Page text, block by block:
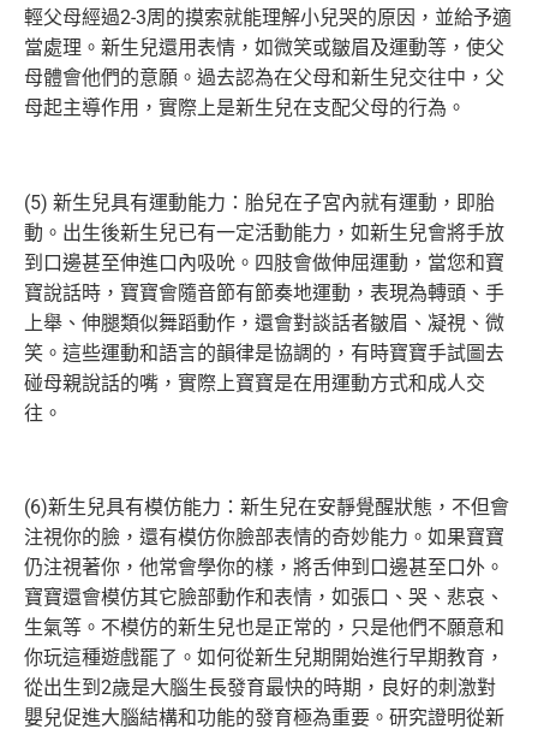
輕父母經過2-3周的摸索就能理解小兒哭的原因，並給予適
當處理。新生兒還用表情，如微笑或皺眉及運動等，使父
母體會他們的意願。過去認為在父母和新生兒交往中，父
母起主導作用，實際上是新生兒在支配父母的行為。
(5) 新生兒具有運動能力：胎兒在子宮內就有運動，即胎
動。出生後新生兒已有一定活動能力，如新生兒會將手放
到口邊甚至伸進口內吸吮。四肢會做伸屈運動，當您和寶
寶說話時，寶寶會隨音節有節奏地運動，表現為轉頭、手
上舉、伸腿類似舞蹈動作，還會對談話者皺眉、凝視、微
笑。這些運動和語言的韻律是協調的，有時寶寶手試圖去
碰母親說話的嘴，實際上寶寶是在用運動方式和成人交
往。
(6)新生兒具有模仿能力：新生兒在安靜覺醒狀態，不但會
注視你的臉，還有模仿你臉部表情的奇妙能力。如果寶寶
仍注視著你，他常會學你的樣，將舌伸到口邊甚至口外。
寶寶還會模仿其它臉部動作和表情，如張口、哭、悲哀、
生氣等。不模仿的新生兒也是正常的，只是他們不願意和
你玩這種遊戲罷了。如何從新生兒期開始進行早期教育，
從出生到2歲是大腦生長發育最快的時期，良好的刺激對
嬰兒促進大腦結構和功能的發育極為重要。研究證明從新